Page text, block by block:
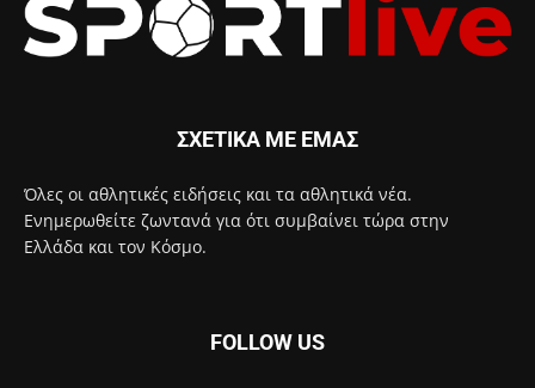
ΣΧΕΤΙΚΑ ΜΕ ΕΜΑΣ
Όλες οι αθλητικές ειδήσεις και τα αθλητικά νέα.
Ενημερωθείτε ζωντανά για ότι συμβαίνει τώρα στην
Ελλάδα και τον Κόσμο.
FOLLOW US